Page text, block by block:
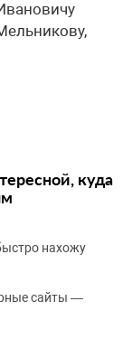
куда
нахожу
сайты —